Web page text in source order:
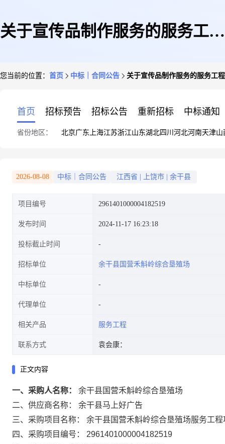
关于宣传品制作服务的服务工程
您当前的位置： 首页 中标｜合同公告 关于宣传品制作服务的服务工
首页 招标预告 招标公告 重新招标 中标通知
省份地区： 北京广东 上海江苏浙江山东湖北四川 河北河南天津山
2026-08-08 中标｜合同公告 江西省 上饶市 余干县
项目编号 2961401000004182519
发布时间 2024-11-17 16:23:18
投标截止时间
招标单位 余干县国营禾斛岭综合垦殖场
中标单位
代理单位
相关产品 服务工程
联系方式 袁会康：
正文内容
一、采购人名称：
余干县国营禾斛岭综合垦殖场
二、供应商名称：
余干县马上好广告
三、采购项目名称：
余干县国营禾斛岭综合垦殖场服务工程
四、采购项目编号：
2961401000004182519